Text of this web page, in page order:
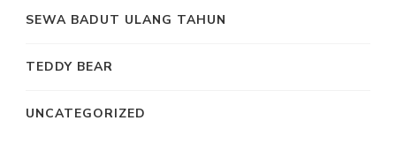
SEWA BADUT ULANG TAHUN
TEDDY BEAR
UNCATEGORIZED